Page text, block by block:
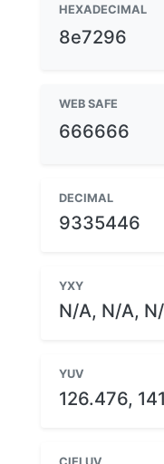
HEXADECIMAL
8e7296
WEB SAFE
666666
DECIMAL
9335446
YXY
N/A, N/A,
YUV
126.476,
CIELUV